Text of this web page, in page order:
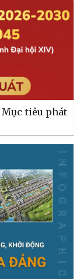
tiêu phát